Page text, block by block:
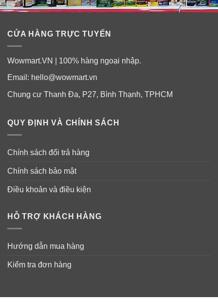
Thành phần từ thực vật.
Hướng dẫn sử dụng kẹo dẻo giấm táo
Nature’s Truth Apple Cider Vinegar
Đối với người lớn, dùng
CỬA HÀNG TRỰC TUYẾN
Wowmart.VN | 100% hàng ngoại nhập.
Email: hello@wowmart.vn
Chung cư Thanh Đa, P27, Bình Thạnh, TPHCM
QUY ĐỊNH VÀ CHÍNH SÁCH
Chính sách đổi trả hàng
Chính sách bảo mật
Điều khoản và điều kiện
HỖ TRỢ KHÁCH HÀNG
Hướng dẫn mua hàng
Kiểm tra đơn hàng